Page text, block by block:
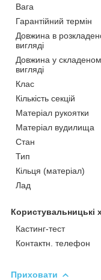
Вага
Гарантійний термін
Довжина в
вигляді
Довжина у
вигляді
Клас
Кількість секцій
Матеріал рукоятки
Матеріал вудилища
Стан
Тип
Кільця (матеріал)
Лад
Користувальницькі
Кастинг-тест
Контактн. телефон
Приховати